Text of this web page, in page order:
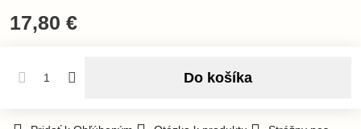
17,80 €
Do košíka